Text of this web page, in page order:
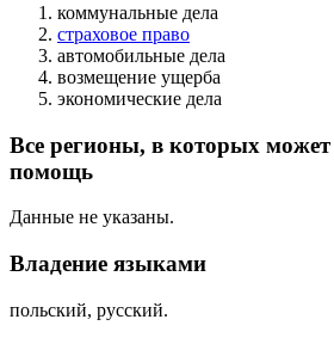
коммунальные дела
страховое право
автомобильные дела
возмещение ущерба
экономические дела
Все регионы, в которых
помощь
Данные не указаны.
Владение языками
польский, русский.